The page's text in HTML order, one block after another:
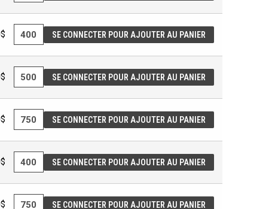
SE CONNECTER POUR AJOUTER AU PANIER
SE CONNECTER POUR AJOUTER AU PANIER
SE CONNECTER POUR AJOUTER AU PANIER
SE CONNECTER POUR AJOUTER AU PANIER
SE CONNECTER POUR AJOUTER AU PANIER